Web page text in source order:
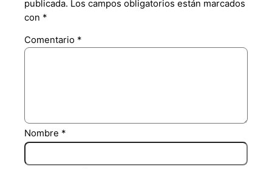
publicada. Los campos obligatorios están marcados
con *
Comentario *
Nombre *